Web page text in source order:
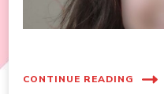
CONTINUE READING